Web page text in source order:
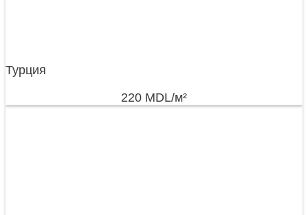
Турция
220 MDL/м²